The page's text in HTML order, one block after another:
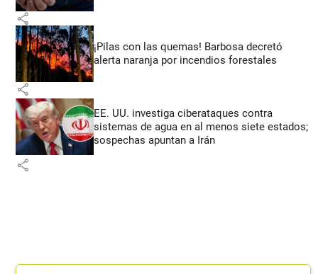
share
¡Pilas con las quemas! Barbosa decretó
alerta naranja por incendios forestales
share
EE. UU. investiga ciberataques contra
sistemas de agua en al menos siete estados;
sospechas apuntan a Irán
share